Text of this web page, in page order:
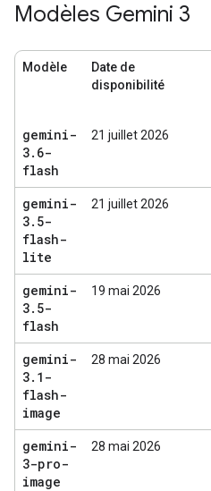
Modèles Gemini 3
Modèle
Date de
disponibilité
gemini-
3. 6-
flash
21 juillet 2026
gemini-
3. 5-
flash-
lite
21 juillet 2026
gemini-
3. 5-
flash
19 mai 2026
gemini-
3. 1-
flash-
image
28 mai 2026
gemini-
3-pro-
image
28 mai 2026